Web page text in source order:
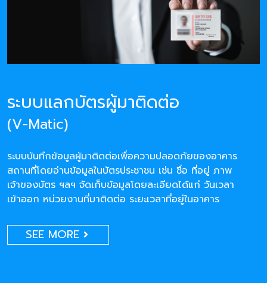
ระบบแลกบัตรผู้มาติดต่อ
(V-Matic)
ระบบบันทึกข้อมูลผู้มาติดต่อเพื่อความปลอดภัยของอาคาร
สถานที่โดยอ่านข้อมูลในบัตรประชาชน เช่น ชื่อ ที่อยู่ ภาพ
เจ้าของบัตร ฯลฯ จัดเก็บข้อมูลโดยละเอียดได้แก่ วันเวลา
เข้าออก หน่วยงานที่มาติดต่อ ระยะเวลาที่อยู่ในอาคาร
SEE MORE